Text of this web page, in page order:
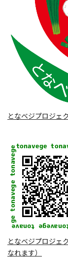
となベジプロジェ
となベジプロジェ
なれます）